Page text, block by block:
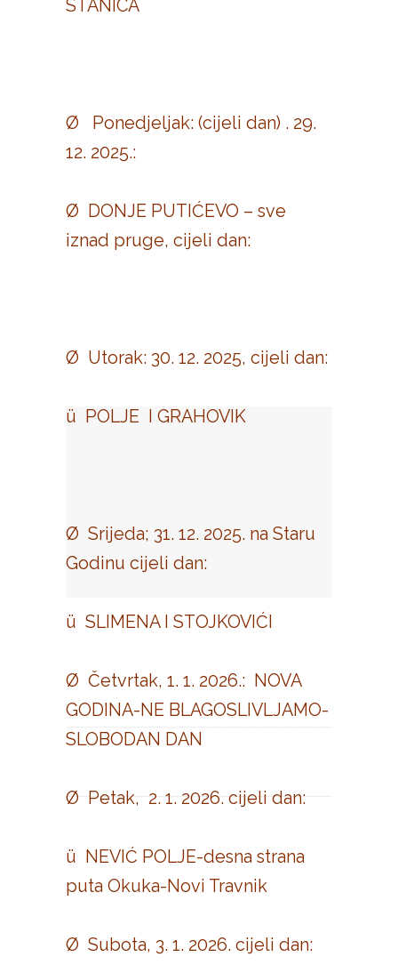
STANICA
Ø Ponedjeljak: (cijeli dan) . 29.
12. 2025.:
Ø DONJE PUTIĆEVO – sve
iznad pruge, cijeli dan:
Ø Utorak: 30. 12. 2025, cijeli dan:
ü POLJE I GRAHOVIK
Ø Srijeda; 31. 12. 2025. na Staru
Godinu cijeli dan:
ü SLIMENA I STOJKOVIĆI
Ø Četvrtak, 1. 1. 2026.: NOVA
GODINA-NE BLAGOSLIVLJAMO-
SLOBODAN DAN
Ø Petak, 2. 1. 2026. cijeli dan:
ü NEVIĆ POLJE-desna strana
puta Okuka-Novi Travnik
Ø Subota, 3. 1. 2026. cijeli dan: